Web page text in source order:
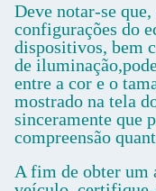
Deve notar-se
configurações do
dispositivos, bem
de
entre a cor e o
mostrado na tela
sinceramente que
compreensão
A fim de obter um